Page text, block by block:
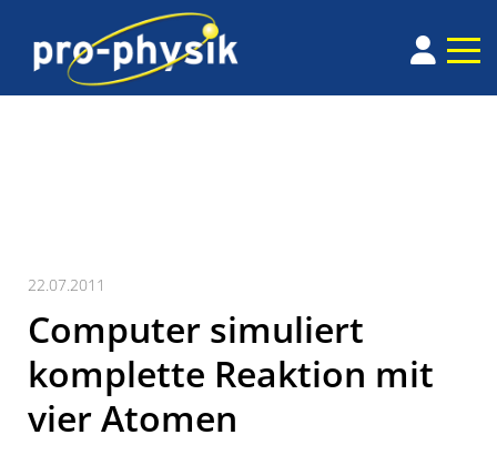
22.07.2011
Computer simuliert
komplette Reaktion mit
vier Atomen